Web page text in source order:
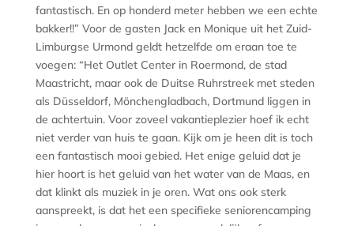
fantastisch. En op honderd meter hebben we een echte
bakker!!” Voor de gasten Jack en Monique uit het Zuid-
Limburgse Urmond geldt hetzelfde om eraan toe te
voegen: “Het Outlet Center in Roermond, de stad
Maastricht, maar ook de Duitse Ruhrstreek met steden
als Düsseldorf, Mönchengladbach, Dortmund liggen in
de achtertuin. Voor zoveel vakantieplezier hoef ik echt
niet verder van huis te gaan. Kijk om je heen dit is toch
een fantastisch mooi gebied. Het enige geluid dat je
hier hoort is het geluid van het water van de Maas, en
dat klinkt als muziek in je oren. Wat ons ook sterk
aanspreekt, is dat het een specifieke seniorencamping